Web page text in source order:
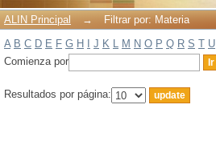
ALIN Principal →
Filtrar por: Materia
A B C D E F G H J K L M N O P Q R S T U
Comienza por
Resultados por página: